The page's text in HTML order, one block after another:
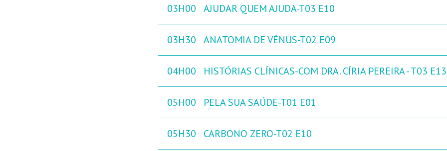
03H00 AJUDAR QUEM AJUDA-T03 E10
03H30 ANATOMIA DE VÉNUS-T02 E09
04H00 HISTÓRIAS CLÍNICAS-COM DRA. CÍRIA PEREIRA - T03 E13
05H00 PELA SUA SAÚDE-T01 E01
05H30 CARBONO ZERO-T02 E10